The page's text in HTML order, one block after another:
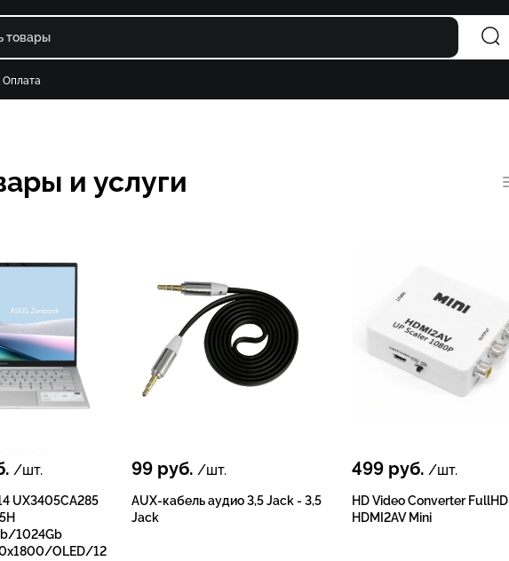
Оплата
и услуги
/шт.
UX3405CA285
1024Gb
OLED/12
99 руб. /шт.
AUX-кабель аудио 3,5 Jack - 3,5
Jack
499 руб. /шт.
HD Video Converter FullHD
HDMI2AV Mini